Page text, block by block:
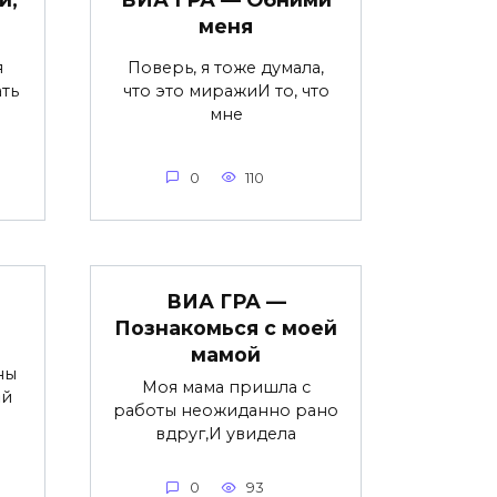
меня
Поверь, я тоже думала,
что это миражиИ то, что
мне
0 110
ВИА ГРА —
Познакомься с моей
мамой
Моя мама пришла с
работы неожиданно рано
вдруг,И увидела
0 93